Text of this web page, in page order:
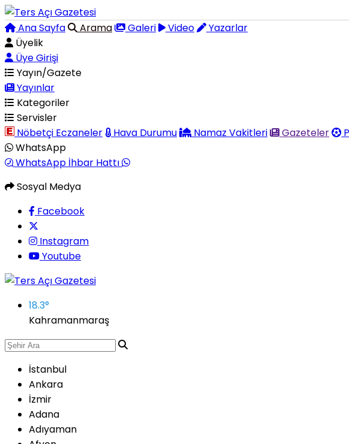
Ana Sayfa Arama Galeri Video
Yazarlar
Üyelik
Üye Girişi
Yayın/Gazete
Yayınlar
Kategoriler
Servisler
Nöbetçi Eczaneler
Hava Durumu Namaz Vakitleri Gazeteler
WhatsApp
WhatsApp İhbar Hattı
Sosyal Medya
Facebook
Instagram
Youtube
18.3°
Kahramanmaraş
İstanbul
Ankara
İzmir
Adana
Adıyaman